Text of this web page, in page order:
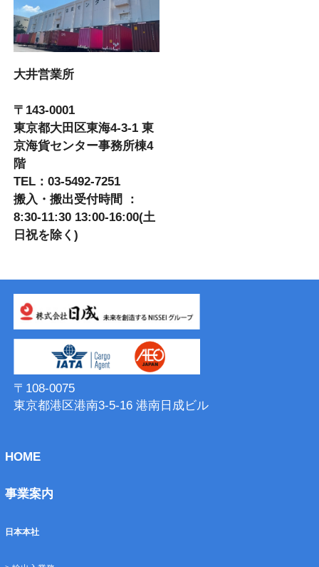
大井営業所
〒143-0001
東京都大田区東海4-3-1 東
京海貨センター事務所棟4
階
TEL：03-5492-7251
搬入・搬出受付時間 ：
8:30-11:30 13:00-16:00(土
日祝を除く)
〒108-0075
東京都港区港南3-5-16 港南⽇成ビル
HOME
事業案内
日本本社